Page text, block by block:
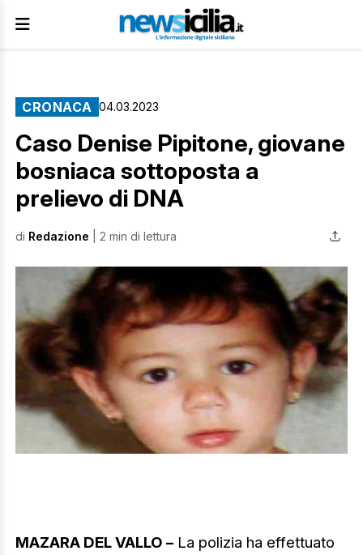
CRONACA 04.03.2023
Caso Denise Pipitone, giovane
bosniaca sottoposta a
prelievo di DNA
di Redazione | 2 min di lettura
MAZARA DEL VALLO – La polizia ha effettuato